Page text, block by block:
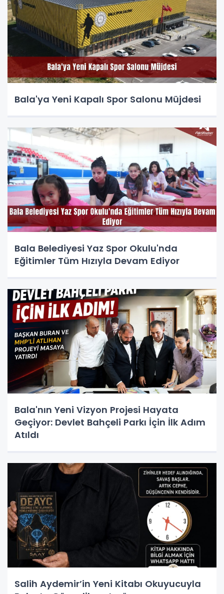
Bala'ya Yeni Kapalı Spor Salonu Müjdesi
Bala Belediyesi Yaz Spor Okulu'nda
Eğitimler Tüm Hızıyla Devam Ediyor
Bala'nın Yeni Vizyon Projesi Hayata
Geçiyor: Devlet Bahçeli Parkı İçin İlk Adım
Atıldı
Salih Aydemir’in Yeni Kitabı Okuyucuyla